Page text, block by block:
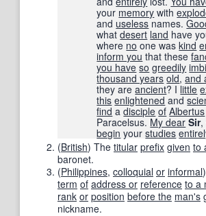
your memory with
and uselessnames.
whatdesert land have
where no one waskind
inform you that these
you have so greedily
thousand years old,and
they areancient? I little
this enlightened and
find adisciple of Albertus
Paracelsus. My dear Sir,
begin yourstudies
(British) The titular prefix given to
baronet.
(Philippines, colloquial or informal)
term of address or reference to a
rank or position before the man's
nickname.